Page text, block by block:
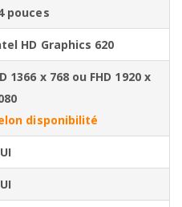
pouces
HD Graphics 620
1366 x 768 ou FHD 1920 x
disponibilité